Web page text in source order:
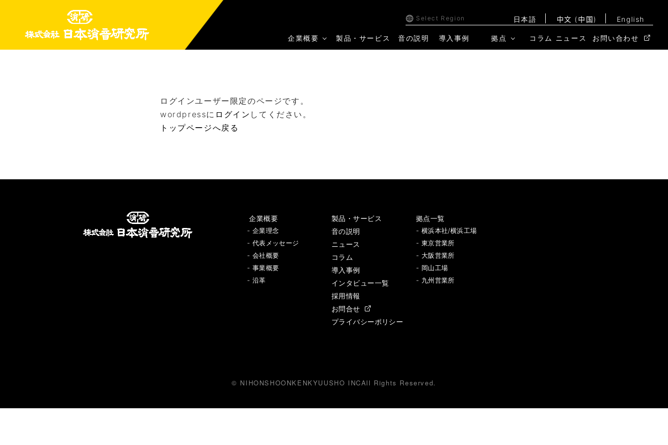
Select Region 日本語 中文 (中国) English
企業概要 製品・サービス 音の説明 導入事例 拠点 コラム ニュース お問い合わせ
ログインユーザー限定のページです。
wordpressに ログイン してください。
トップページへ戻る
企業概要
- 企業理念
- 代表メッセージ
- 会社概要
- 事業概要
- 沿革
製品・サービス
音の説明
ニュース
コラム
導入事例
インタビュー一覧
採用情報
お問合せ
プライバシーポリシー
拠点一覧
- 横浜本社/横浜工場
- 東京営業所
- 大阪営業所
- 岡山工場
- 九州営業所
© NIHONSHOONKENKYUUSHO INCAll Rights Reserved.